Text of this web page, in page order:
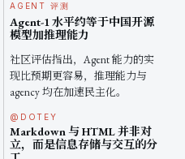
AGENT 评测
Agent-1 水平约等于中国开源
模型加推理能力
社区评估指出，Agent 能力的实
现比预期更容易，推理能力与
agency 均在加速民主化。
@DOTEY
Markdown 与 HTML 并非对
立，而是信息存储与交互的分